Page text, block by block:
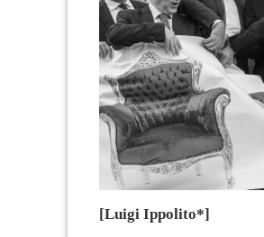
[Luigi Ippolito*]